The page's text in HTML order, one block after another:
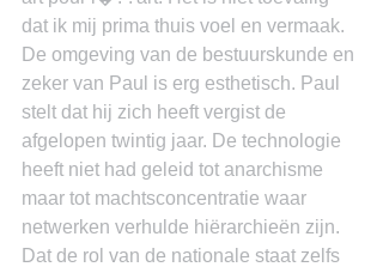
dat ik mij prima thuis voel en vermaak.
De omgeving van de bestuurskunde en
zeker van Paul is erg esthetisch. Paul
stelt dat hij zich heeft vergist de
afgelopen twintig jaar. De technologie
heeft niet had geleid tot anarchisme
maar tot machtsconcentratie waar
netwerken verhulde hiërarchieën zijn.
Dat de rol van de nationale staat zelfs